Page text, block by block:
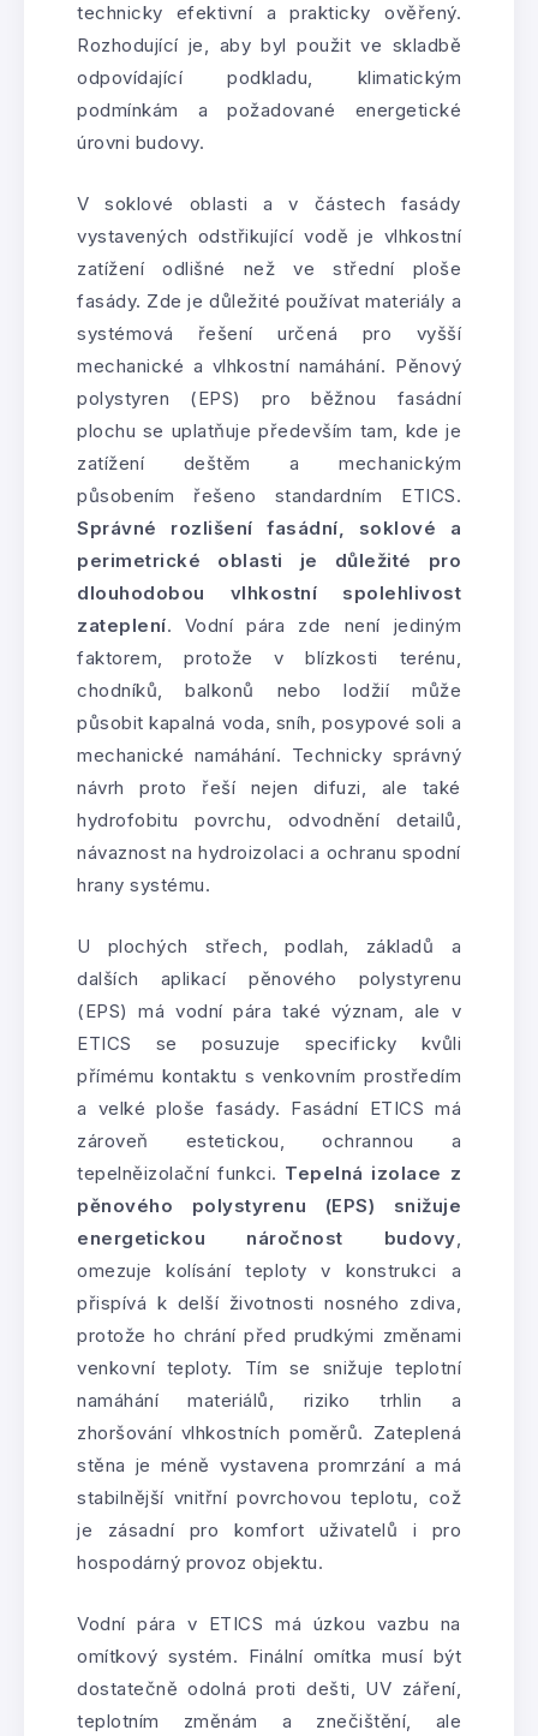
technicky efektivní a prakticky ověřený.
Rozhodující je, aby byl použit ve skladbě
odpovídající podkladu, klimatickým
podmínkám a požadované energetické
úrovni budovy.
V soklové oblasti a v částech fasády
vystavených odstřikující vodě je vlhkostní
zatížení odlišné než ve střední ploše
fasády. Zde je důležité používat materiály a
systémová řešení určená pro vyšší
mechanické a vlhkostní namáhání. Pěnový
polystyren (EPS) pro běžnou fasádní
plochu se uplatňuje především tam, kde je
zatížení deštěm a mechanickým
působením řešeno standardním ETICS.
Správné rozlišení fasádní, soklové a
perimetrické oblasti je důležité pro
dlouhodobou vlhkostní spolehlivost
zateplení. Vodní pára zde není jediným
faktorem, protože v blízkosti terénu,
chodníků, balkonů nebo lodžií může
působit kapalná voda, sníh, posypové soli a
mechanické namáhání. Technicky správný
návrh proto řeší nejen difuzi, ale také
hydrofobitu povrchu, odvodnění detailů,
návaznost na hydroizolaci a ochranu spodní
hrany systému.
U plochých střech, podlah, základů a
dalších aplikací pěnového polystyrenu
(EPS) má vodní pára také význam, ale v
ETICS se posuzuje specificky kvůli
přímému kontaktu s venkovním prostředím
a velké ploše fasády. Fasádní ETICS má
zároveň estetickou, ochrannou a
tepelněizolační funkci. Tepelná izolace z
pěnového polystyrenu (EPS) snižuje
energetickou náročnost budovy,
omezuje kolísání teploty v konstrukci a
přispívá k delší životnosti nosného zdiva,
protože ho chrání před prudkými změnami
venkovní teploty. Tím se snižuje teplotní
namáhání materiálů, riziko trhlin a
zhoršování vlhkostních poměrů. Zateplená
stěna je méně vystavena promrzání a má
stabilnější vnitřní povrchovou teplotu, což
je zásadní pro komfort uživatelů i pro
hospodárný provoz objektu.
Vodní pára v ETICS má úzkou vazbu na
omítkový systém. Finální omítka musí být
dostatečně odolná proti dešti, UV záření,
teplotním změnám a znečištění, ale